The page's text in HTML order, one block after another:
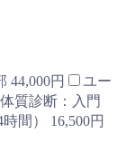
44,000円
ユー
体質診断：入門
間） 16,500円